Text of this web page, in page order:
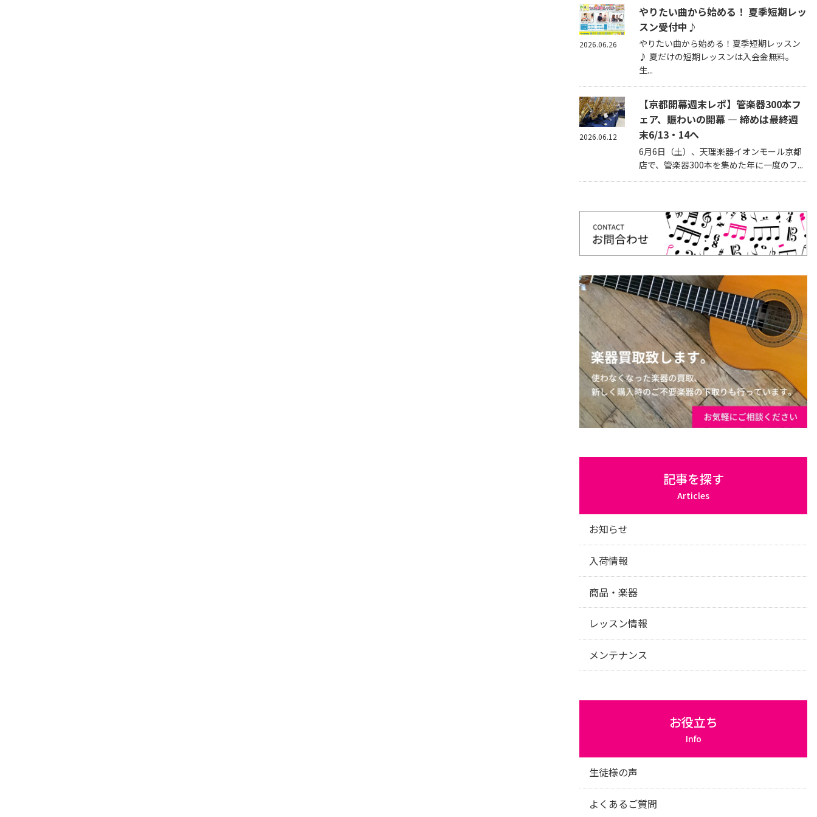
やりたい曲から始める！ 夏季短期レッ
スン受付中♪
やりたい曲から始める！夏季短期レッスン
♪ 夏だけの短期レッスンは入会金無料。
生...
2026.06.26
【京都開幕週末レポ】管楽器300本フ
ェア、賑わいの開幕 — 締めは最終週
末6/13・14へ
6月6日（土）、天理楽器イオンモール京都
店で、管楽器300本を集めた年に一度のフ...
2026.06.12
記事を探す
Articles
お知らせ
入荷情報
商品・楽器
レッスン情報
メンテナンス
お役立ち
Info
生徒様の声
よくあるご質問